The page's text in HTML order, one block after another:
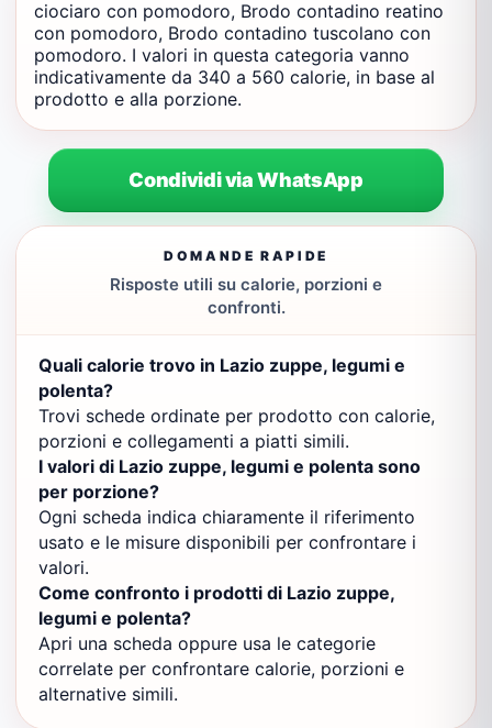
ciociaro con pomodoro, Brodo contadino reatino
con pomodoro, Brodo contadino tuscolano con
pomodoro. I valori in questa categoria vanno
indicativamente da 340 a 560 calorie, in base al
prodotto e alla porzione.
Condividi via WhatsApp
DOMANDE RAPIDE
Risposte utili su calorie, porzioni e
confronti.
Quali calorie trovo in Lazio zuppe, legumi e
polenta?
Trovi schede ordinate per prodotto con calorie,
porzioni e collegamenti a piatti simili.
I valori di Lazio zuppe, legumi e polenta sono
per porzione?
Ogni scheda indica chiaramente il riferimento
usato e le misure disponibili per confrontare i
valori.
Come confronto i prodotti di Lazio zuppe,
legumi e polenta?
Apri una scheda oppure usa le categorie
correlate per confrontare calorie, porzioni e
alternative simili.